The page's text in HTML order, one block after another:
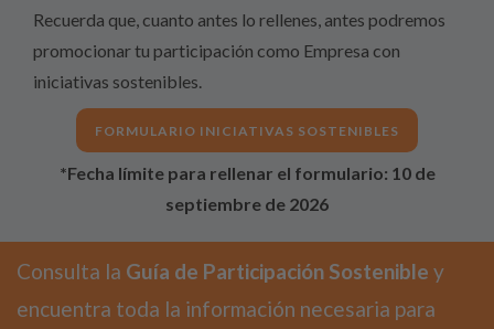
Recuerda que, cuanto antes lo rellenes, antes podremos
promocionar tu participación como Empresa con
iniciativas sostenibles.
FORMULARIO INICIATIVAS SOSTENIBLES
*Fecha límite para rellenar el formulario: 10 de
septiembre de 2026
Consulta la Guía de Participación Sostenible y
encuentra toda la información necesaria para